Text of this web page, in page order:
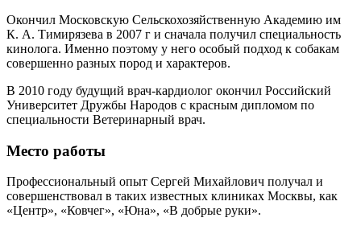
Окончил Московскую Сельскохозяйственную Академию им
К. А. Тимирязева в 2007 г и сначала получил специальность
кинолога. Именно поэтому у него особый подход к собакам
совершенно разных пород и характеров.
В 2010 году будущий врач-кардиолог окончил Российский
Университет Дружбы Народов с красным дипломом по
специальности Ветеринарный врач.
Место работы
Профессиональный опыт Сергей Михайлович получал и
совершенствовал в таких известных клиниках Москвы, как
«Центр», «Ковчег», «Юна», «В добрые руки».